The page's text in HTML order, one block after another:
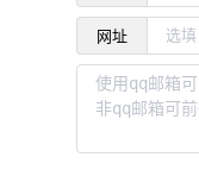
网址